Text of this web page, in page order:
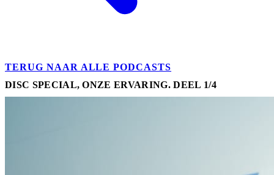
TERUG NAAR ALLE PODCASTS
DISC SPECIAL, ONZE ERVARING. DEEL 1/4